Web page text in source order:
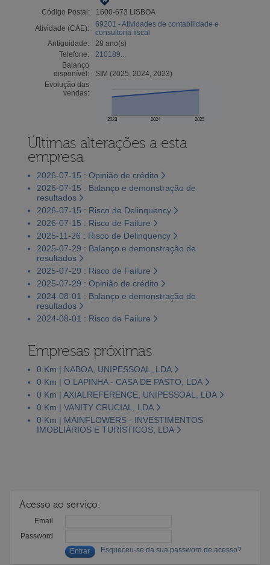
Código Postal:
1600-673 LISBOA
Atividade (CAE):
69201 - Atividades de contabilidade e
consultoria fiscal
Antiguidade:
28 ano(s)
Telefone:
210189...
Balanço
disponível:
SIM (2025, 2024, 2023)
Evolução das
vendas:
2023 2024 2025
Últimas alterações a esta
empresa
2026-07-15 : Opinião de crédito
2026-07-15 : Balanço e demonstração de
resultados
2026-07-15 : Risco de Delinquency
2026-07-15 : Risco de Failure
2025-11-26 : Risco de Delinquency
2025-07-29 : Balanço e demonstração de
resultados
2025-07-29 : Risco de Failure
2025-07-29 : Opinião de crédito
2024-08-01 : Balanço e demonstração de
resultados
2024-08-01 : Risco de Failure
Empresas próximas
0 Km | NABOA, UNIPESSOAL, LDA
0 Km | O LAPINHA - CASA DE PASTO, LDA
0 Km | AXIALREFERENCE, UNIPESSOAL, LDA
0 Km | VANITY CRUCIAL, LDA
0 Km | MAINFLOWERS - INVESTIMENTOS
IMOBLIÁRIOS E TURÍSTICOS, LDA
Acesso ao serviço:
Email
Password
Esqueceu-se da sua password de acesso?